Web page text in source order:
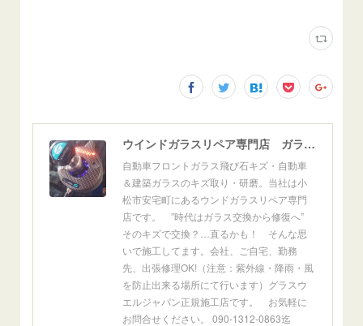
ウインドガラスリペア専門店 ガラスリペア・ヨシダ グラスウェルドジャパン 正規施工店 小松市
自動車フロントガラス飛び石キズ・自動車
＆建築ガラスのキズ取り・研磨。当社は小
松市安宅町にあるウンドガラスリペア専門
店です。 ”時代はガラス交換から修復へ”
そのキズで交換？…直るかも！ そんな思
いで施工してます。会社、ご自宅、勤務
先、出張修理OK!（注意：紫外線・降雨・風
を防止出来る場所にて行います）グラスウ
エルジャパン正規施工店です。 お気軽に
お問合せください。 090-1312-0863迄